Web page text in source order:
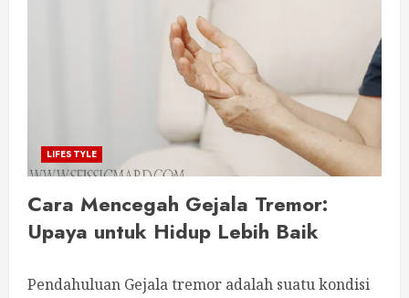
LIFESTYLE
Cara Mencegah Gejala Tremor:
Upaya untuk Hidup Lebih Baik
Pendahuluan Gejala tremor adalah suatu kondisi